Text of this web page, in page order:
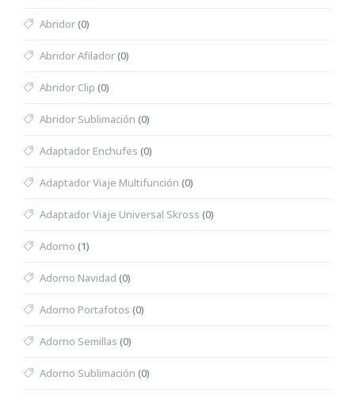
Abridor(0)
Abridor Afilador(0)
Abridor Clip (0)
Abridor Sublimación (0)
Adaptador Enchufes (0)
Adaptador Viaje Multifunción (0)
Adaptador Viaje Universal Skross (0)
Adorno (1)
Adorno Navidad (0)
Adorno Portafotos (0)
Adorno Semillas (0)
Adorno Sublimación (0)